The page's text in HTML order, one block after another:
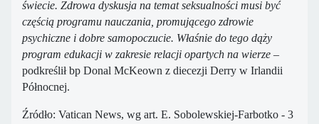
świecie. Zdrowa dyskusja na temat seksualności musi być
częścią programu nauczania, promującego zdrowie
psychiczne i dobre samopoczucie. Właśnie do tego dąży
program edukacji w zakresie relacji opartych na wierze –
podkreślił bp Donal McKeown z diecezji Derry w Irlandii
Północnej.
Źródło: Vatican News, wg art. E. Sobolewskiej-Farbotko - 3